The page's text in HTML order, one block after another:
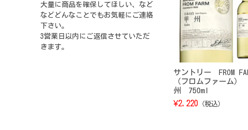
大量に商品を確保してほしい、など
などどんなことでもお気軽にご連絡
下さい。
3営業日以内にご返信させていただ
きます。
サントリー FROM
（フロムファーム）
州 750ml
¥2,220 （税込）